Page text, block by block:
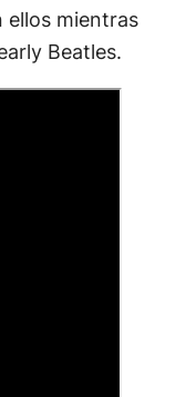
ellos mientras
Beatles.